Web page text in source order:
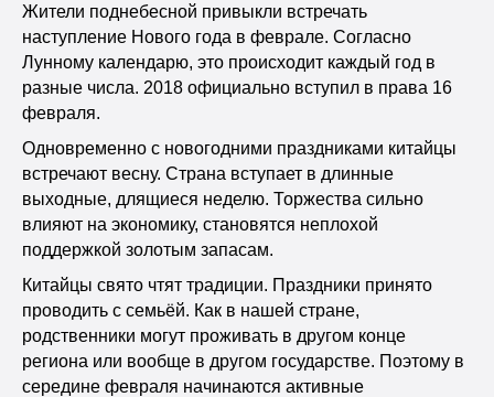
Жители поднебесной привыкли встречать
наступление Нового года в феврале. Согласно
Лунному календарю, это происходит каждый год в
разные числа. 2018 официально вступил в права 16
февраля.
Одновременно с новогодними праздниками китайцы
встречают весну. Страна вступает в длинные
выходные, длящиеся неделю. Торжества сильно
влияют на экономику, становятся неплохой
поддержкой золотым запасам.
Китайцы свято чтят традиции. Праздники принято
проводить с семьёй. Как в нашей стране,
родственники могут проживать в другом конце
региона или вообще в другом государстве. Поэтому в
середине февраля начинаются активные